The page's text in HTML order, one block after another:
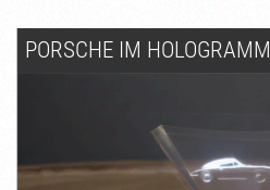
PORSCHE IM HOLOGRAMM